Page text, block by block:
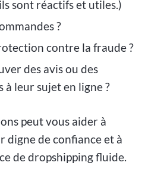
sont réactifs et utiles.)
?
contre la fraude ?
des avis ou des
à leur sujet en ligne ?
peut vous aider à
de confiance et à
de dropshipping fluide.